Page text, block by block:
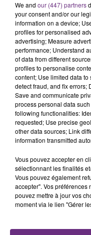
L'INSPECTION
L'ORDRE SUR
Alors que les
s'est avéré être
l'inspection du
les conditions de...
TITRES
1h39
1h39
We and our (447) partners
your consent and/or our
information on a device;
profiles for personalised
advertising; Measure
performance; Understand
of data from different
profiles to personalise
content; Use limited data
detect fraud, and fix errors;
Save and communicate
process personal data
following functionalities:
requested; Use precise
other data sources; Link
information transmitted
Vous pouvez accepter en
sélectionnant les finalités
Vous pouvez également
accepter". Vos préférences
pouvez mettre à jour vos
moment via le lien "Gérer